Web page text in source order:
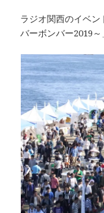
ラジオ関西のイベ
バーボンバー2019～